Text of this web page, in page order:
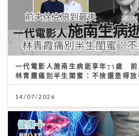
一代電影人施南生病逝享年75歲
林青霞痛別半生閨蜜：不捨還是得放
14/07/2026